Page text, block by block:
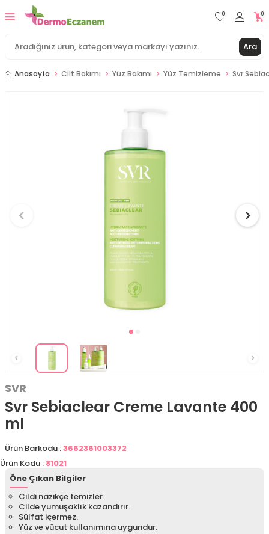
Ara
0 0
Anasayfa Cilt Bakımı Yüz Bakımı Yüz Temizleme Svr
SVR
Svr Sebiaclear Creme Lavante 400
ml
Ürün Barkodu :3662361003372
Ürün Kodu : 81021
Öne Çıkan Bilgiler
Cildi nazikçe temizler.
Cilde yumuşaklık kazandırır.
Sülfat içermez.
Yüz ve vücut kullanımına uygundur.